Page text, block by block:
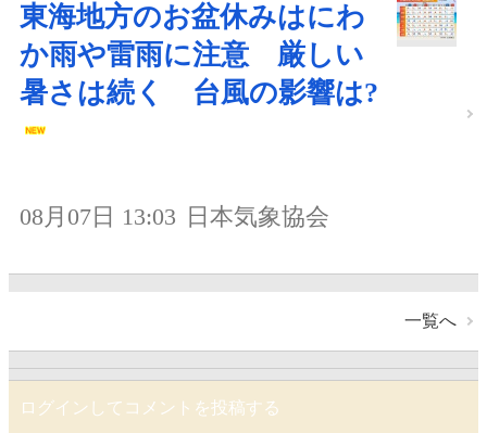
東海地方のお盆休みはにわ
か雨や雷雨に注意 厳しい
暑さは続く 台風の影響は?
08月07日 13:03 日本気象協会
一覧へ
ログインしてコメントを投稿する